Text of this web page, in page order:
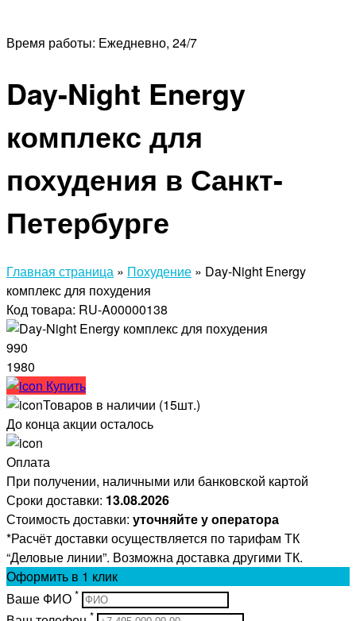
Время работы: Ежедневно, 24/7
Day-Night Energy
комплекс для
похудения в Санкт-
Петербурге
Главная страница » Похудение » Day-Night Energy
комплекс для похудения
Код товара: RU-A00000138
990
1980
Купить
Товаров в наличии (15шт.)
До конца акции осталось
Оплата
При получении, наличными или банковской картой
Сроки доставки: 13.08.2026
Стоимость доставки: уточняйте у оператора
*Расчёт доставки осуществляется по тарифам ТК
“Деловые линии”. Возможна доставка другими ТК.
Оформить в 1 клик
Ваше ФИО *
*